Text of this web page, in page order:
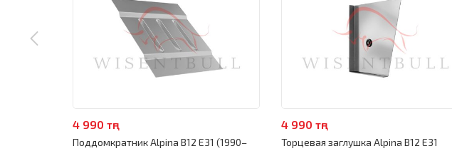
4 990 тңг
Поддомкратник Alpina B12 E31 (1990–
4 990 тңг
Торцевая заглушка Alpina B12 E31